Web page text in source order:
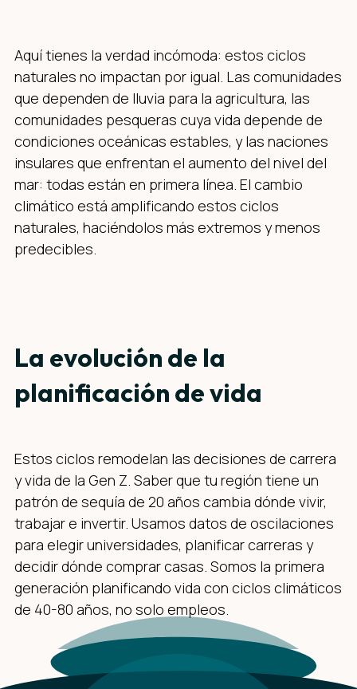
Aquí tienes la verdad incómoda: estos ciclos
naturales no impactan por igual. Las comunidades
que dependen de lluvia para la agricultura, las
comunidades pesqueras cuya vida depende de
condiciones oceánicas estables, y las naciones
insulares que enfrentan el aumento del nivel del
mar: todas están en primera línea. El cambio
climático está amplificando estos ciclos
naturales, haciéndolos más extremos y menos
predecibles.
La evolución de la
planificación de vida
Estos ciclos remodelan las decisiones de carrera
y vida de la Gen Z. Saber que tu región tiene un
patrón de sequía de 20 años cambia dónde vivir,
trabajar e invertir. Usamos datos de oscilaciones
para elegir universidades, planificar carreras y
decidir dónde comprar casas. Somos la primera
generación planificando vida con ciclos climáticos
de 40-80 años, no solo empleos.